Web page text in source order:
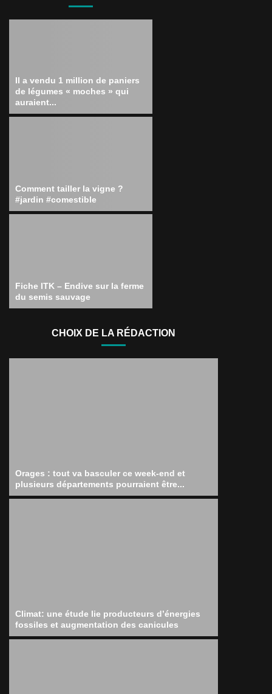
Il a vendu 1 million de paniers
de légumes « moches » qui
auraient...
Comment tailler la vigne ?
#jardin #comestible
Fiche ITK – Endive sur la ferme
du semis sauvage
CHOIX DE LA RÉDACTION
Orages : tout va basculer ce week-end et
plusieurs départements pourraient être...
Climat: une étude lie producteurs d’énergies
fossiles et augmentation des canicules